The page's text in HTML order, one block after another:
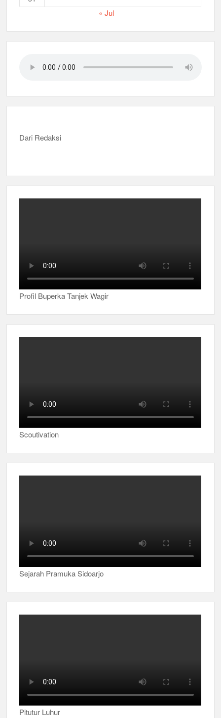
« Jul
Dari Redaksi
Profil Buperka Tanjek Wagir
Scoutivation
Sejarah Pramuka Sidoarjo
Pitutur Luhur